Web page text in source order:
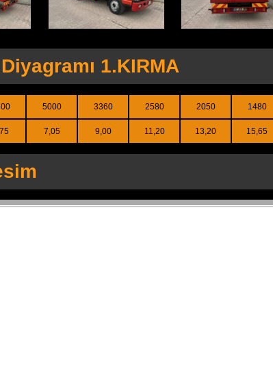
1.KIRMA
5000
7,05
3360
9,00
2580
11,20
2050
13,20
1480
15,65